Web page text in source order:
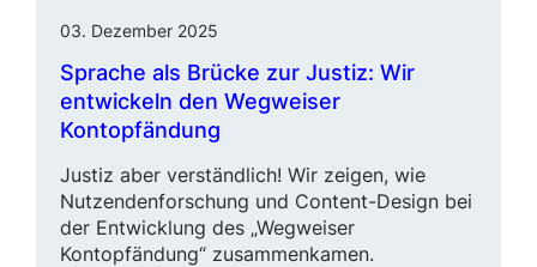
03. Dezember 2025
Sprache als Brücke zur Justiz: Wir
entwickeln den Wegweiser
Kontopfändung
Justiz aber verständlich! Wir zeigen, wie
Nutzendenforschung und Content-Design bei
der Entwicklung des „Wegweiser
Kontopfändung“ zusammenkamen.